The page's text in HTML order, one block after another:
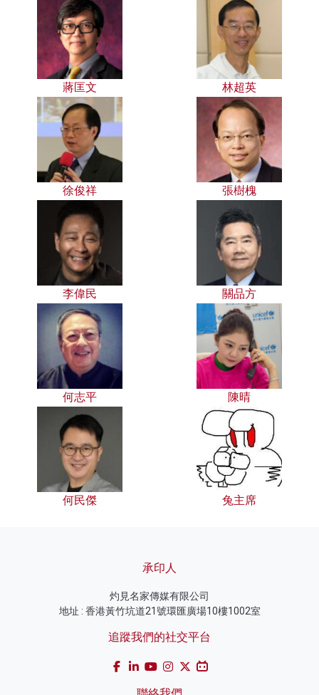
蔣匡文 林超英
徐俊祥 張樹槐
李偉民 關品方
何志平 陳晴
何民傑 兔主席
承印人
灼見名家傳媒有限公司
地址 : 香港黃竹坑道21號環匯廣場10樓1002室
追蹤我們的社交平台